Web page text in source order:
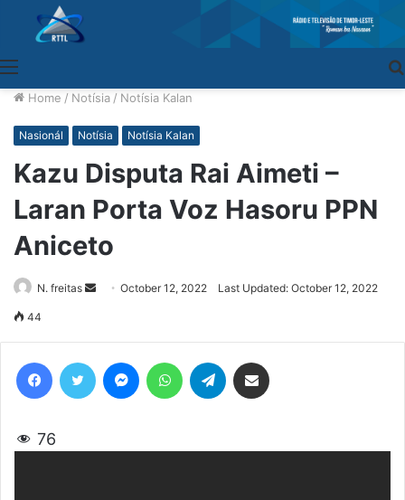
Home / Notísia / Notísia Kalan
Nasionál Notísia Notísia Kalan
Kazu Disputa Rai Aimeti –
Laran Porta Voz Hasoru PPN
Aniceto
N. freitas
SendOctober 12, 2022 Last Updated: October 12, 2022
44
76